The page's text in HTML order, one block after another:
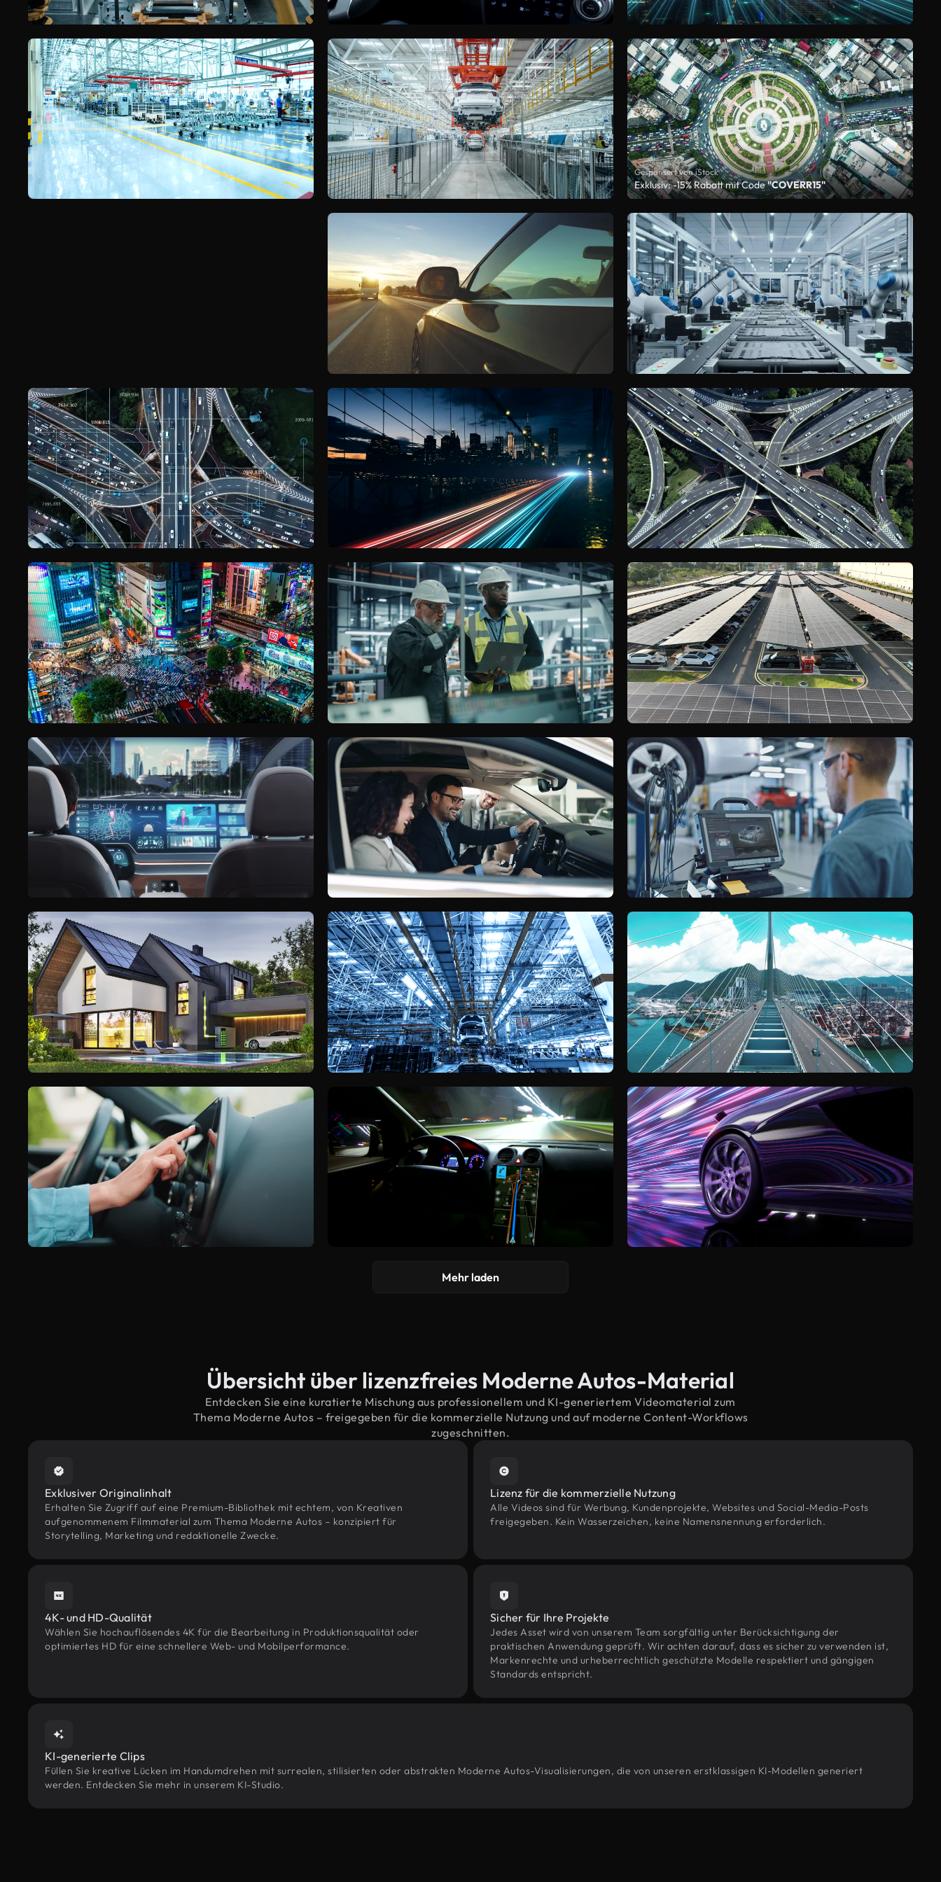
Gesponsert von iStock
Exklusiv: -15% Rabatt mit Code"COVERR15"
Mehr laden
Übersicht über lizenzfreies Moderne Autos-Material
Entdecken Sie eine kuratierte Mischung aus professionellem und KI-generiertem Videomaterial zum
Thema Moderne Autos – freigegeben für die kommerzielle Nutzung und auf moderne Content-Workflows
zugeschnitten.
Exklusiver Originalinhalt
Erhalten Sie Zugriff auf eine Premium-Bibliothek mit echtem, von Kreativen
aufgenommenem Filmmaterial zum Thema Moderne Autos – konzipiert für
Storytelling, Marketing und redaktionelle Zwecke.
Lizenz für die kommerzielle Nutzung
Alle Videos sind für Werbung, Kundenprojekte, Websites und Social-Media-Posts
freigegeben. Kein Wasserzeichen, keine Namensnennung erforderlich.
4K- und HD-Qualität
Wählen Sie hochauflösendes 4K für die Bearbeitung in Produktionsqualität oder
optimiertes HD für eine schnellere Web- und Mobilperformance.
Sicher für Ihre Projekte
Jedes Asset wird von unserem Team sorgfältig unter Berücksichtigung der
praktischen Anwendung geprüft. Wir achten darauf, dass es sicher zu verwenden ist,
Markenrechte und urheberrechtlich geschützte Modelle respektiert und gängigen
Standards entspricht.
KI-generierte Clips
Füllen Sie kreative Lücken im Handumdrehen mit surrealen, stilisierten oder abstrakten Moderne Autos-Visualisierungen, die von unseren erstklassigen KI-Modellen generiert
werden. Entdecken Sie mehr in unserem KI-Studio.